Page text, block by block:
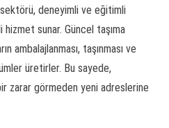
deneyimli ve eğitimli
sunar. Güncel taşıma
ambalajlanması, taşınması ve
üretirler. Bu sayede,
zarar görmeden yeni adreslerine